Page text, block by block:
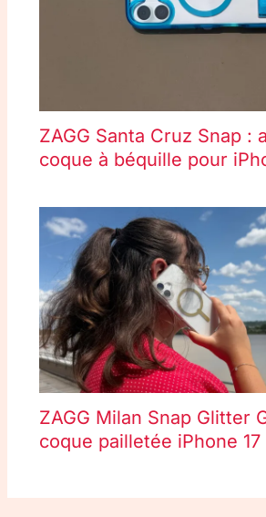
ZAGG Santa Cruz Snap :
coque à béquille pour
ZAGG Milan Snap Glitter
coque pailletée iPhone 17